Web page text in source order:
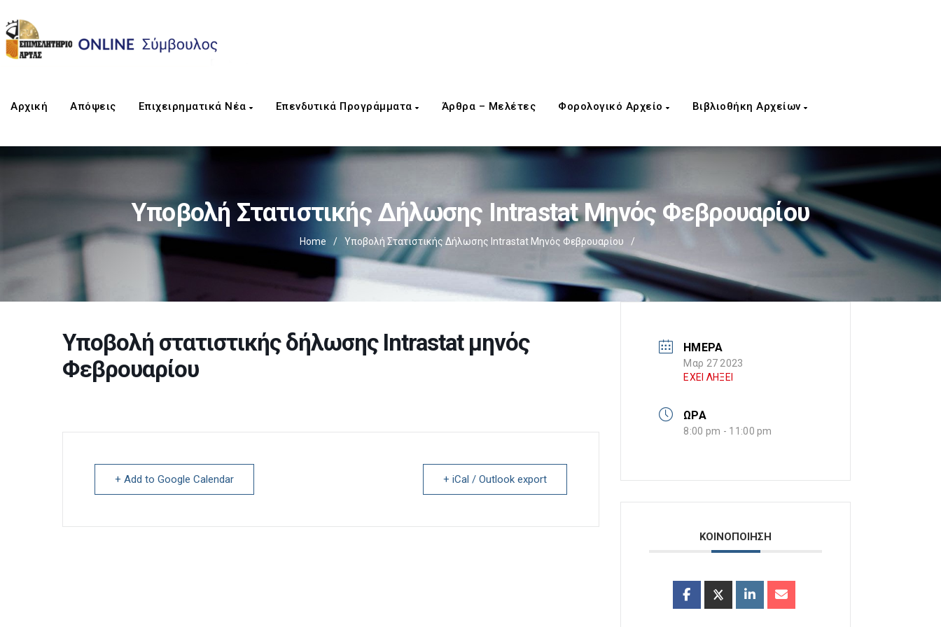
Αρχική Απόψεις Επιχειρηματικά Νέα Επενδυτικά Προγράμματα Άρθρα – Μελέτες Φορολογικό Αρχείο Βιβλιοθήκη Αρχείων
Υποβολή Στατιστικής Δήλωσης Intrastat Μηνός Φεβρουαρίου
Home / Υποβολή Στατιστικής Δήλωσης Intrastat Μηνός Φεβρουαρίου /
Υποβολή στατιστικής δήλωσης Intrastat μηνός
Φεβρουαρίου
+ Add to Google Calendar + iCal / Outlook export
ΗΜΕΡΑ
Μαρ 27 2023
ΕΧΕΙ ΛΗΞΕΙ
ΩΡΑ
8:00 pm - 11:00 pm
ΚΟΙΝΟΠΟΙΗΣΗ